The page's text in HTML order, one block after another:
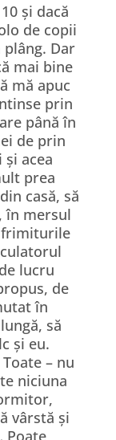
și dacă
de copii
Dar
mai bine
mă apuc
prin
până în
de prin
și acea
prea
casă, să
în mersul
frimiturile
lucru
de
în
să
și eu.
– nu
niciuna
vârstă și
Poate